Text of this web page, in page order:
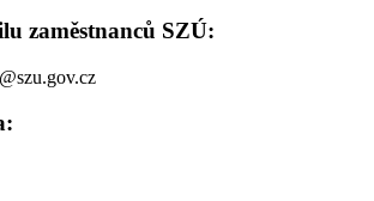
zaměstnanců SZÚ: